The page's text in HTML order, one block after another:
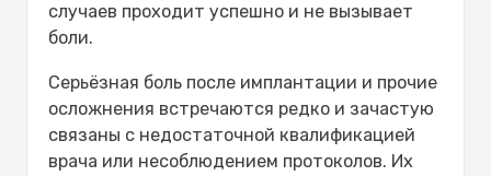
случаев проходит успешно и не вызывает
боли.
Серьёзная боль после имплантации и прочие
осложнения встречаются редко и зачастую
связаны с недостаточной квалификацией
врача или несоблюдением протоколов. Их